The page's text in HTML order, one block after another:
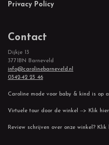
Privacy Policy
Contact
Dijkje 13
3771BN Barneveld
info@carolinebarneveld.nl
0342-42 23 46
Caroline mode voor baby & kind is op
Virtuele tour door de winkel --> Klik hier
Review schrijven over onze winkel? Klik